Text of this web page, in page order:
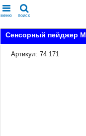
меню поиск
Сенсорный пейджер
Артикул: 74 171